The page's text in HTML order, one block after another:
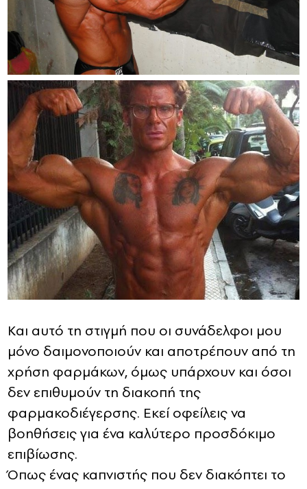
Και αυτό τη στιγμή που οι συνάδελφοι μου
μόνο δαιμονοποιούν και αποτρέπουν από τη
χρήση φαρμάκων, όμως υπάρχουν και όσοι
δεν επιθυμούν τη διακοπή της
φαρμακοδιέγερσης. Εκεί οφείλεις να
βοηθήσεις για ένα καλύτερο προσδόκιμο
επιβίωσης.
Όπως ένας καπνιστής που δεν διακόπτει το